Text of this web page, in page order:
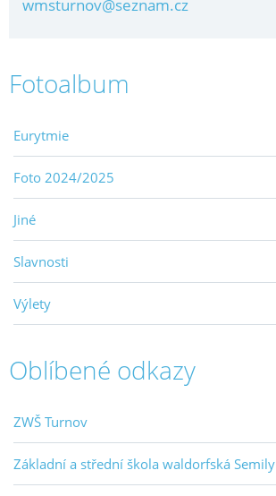
wmsturnov@seznam.cz
Fotoalbum
Eurytmie
Foto 2024/2025
Jiné
Slavnosti
Výlety
Oblíbené odkazy
ZWŠ Turnov
Základní a střední škola waldorfská Semily